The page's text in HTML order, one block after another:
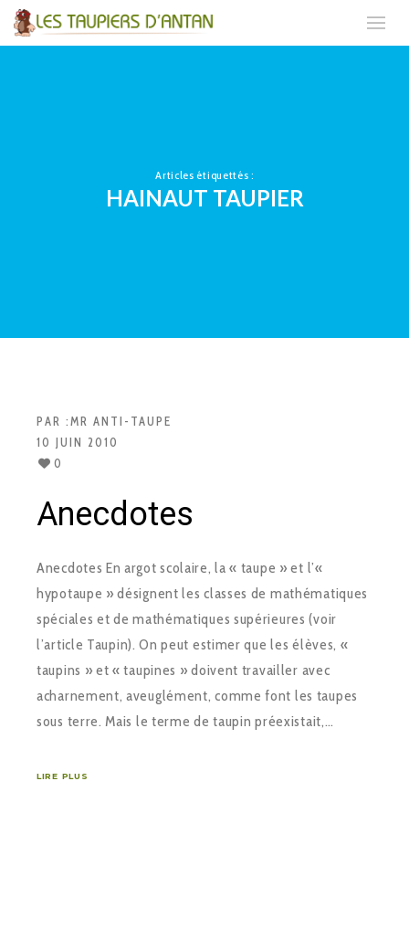
Articles étiquettés :
HAINAUT TAUPIER
PAR :MR ANTI-TAUPE
10 JUIN 2010
0
Anecdotes
Anecdotes En argot scolaire, la « taupe » et l’«
hypotaupe » désignent les classes de mathématiques
spéciales et de mathématiques supérieures (voir
l’article Taupin). On peut estimer que les élèves, «
taupins » et « taupines » doivent travailler avec
acharnement, aveuglément, comme font les taupes
sous terre. Mais le terme de taupin préexistait,…
LIRE PLUS